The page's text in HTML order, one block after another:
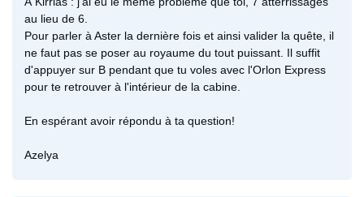
au lieu de 6.
Pour parler à Aster la dernière fois et ainsi valider la quête, il
ne faut pas se poser au royaume du tout puissant. Il suffit
d'appuyer sur B pendant que tu voles avec l'Orlon Express
pour te retrouver à l'intérieur de la cabine.
En espérant avoir répondu à ta question!
Azelya